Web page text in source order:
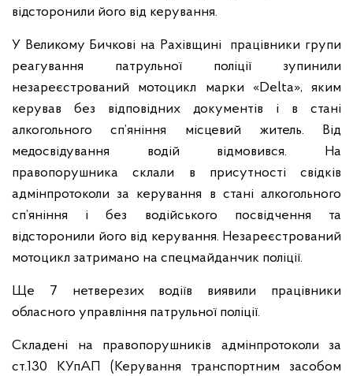
відсторонили його від керування.
У Великому Бичкові на Рахівщині працівники групи
реагування патрульної поліції зупинили
незареєстрований мотоцикл марки «Dеltа», яким
керував без відповідних документів і в стані
алкогольного сп’яніння місцевий житель. Від
медосвідування водій відмовився. На
правопорушника склали в присутності свідків
адмінпротоколи за керування в стані алкогольного
сп’яніння і без водійського посвідчення та
відсторонили його від керування. Незареєстрований
мотоцикл затримано на спецмайданчик поліції.
Ще 7 нетверезих водіїв виявили працівники
обласного управління патрульної поліції.
Складені на правопорушників адмінпротоколи за
ст.130 КУпАП (Керування транспортним засобом